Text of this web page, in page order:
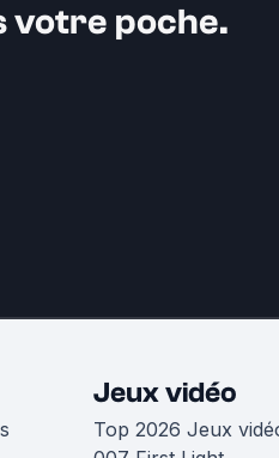
votre poche.
Jeux vidéo
Top 2026 Jeux